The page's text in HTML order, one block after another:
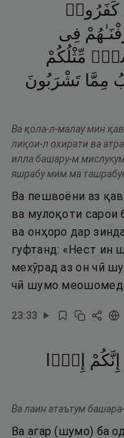
كَفَرُوا۟
فِى
مِّثْلُكُمْ
مِمَّا تَشْرَبُونَ
Ва қола-л-малау мин
лиқои-л охирати ва
илла башару-м
яшрабу мим ма
Ва пешвоёни аз
ва мулоқоти сарои
ва онҳоро дар
гуфтанд: «Нест ин
мехӯрад аз он чӣ
чӣ шумо
23:33
إِنَّكُمْ
إِذًۭا
Ва лаин атаътум
Ва агар (шумо) ба